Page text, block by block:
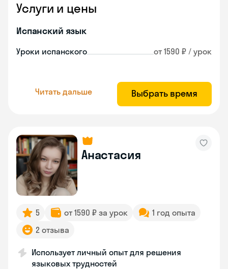
Услуги и цены
Испанский язык
Уроки испанского от 1590 ₽ / урок
Читать дальше Выбрать время
Анастасия
5 от 1590 ₽ за урок
1 год опыта
2 отзыва
Использует личный опыт для решения
языковых трудностей